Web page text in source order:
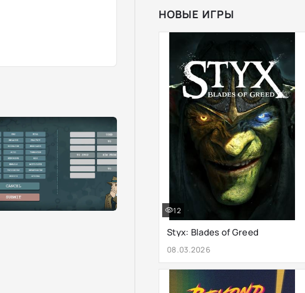
НОВЫЕ ИГРЫ
Styx: Blades of Greed
08.03.2026
12